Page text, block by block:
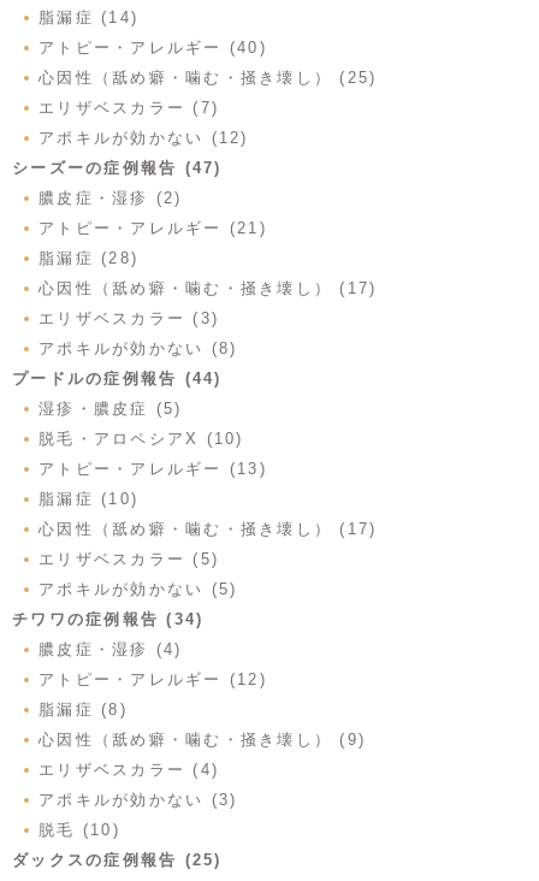
脂漏症 (14)
アトピー・アレルギー (40)
心因性（舐め癖・噛む・掻き壊し） (25)
エリザベスカラー (7)
アポキルが効かない (12)
シーズーの症例報告 (47)
膿皮症・湿疹 (2)
アトピー・アレルギー (21)
脂漏症 (28)
心因性（舐め癖・噛む・掻き壊し） (17)
エリザベスカラー (3)
アポキルが効かない (8)
プードルの症例報告 (44)
湿疹・膿皮症 (5)
脱毛・アロペシアX (10)
アトピー・アレルギー (13)
脂漏症 (10)
心因性（舐め癖・噛む・掻き壊し） (17)
エリザベスカラー (5)
アポキルが効かない (5)
チワワの症例報告 (34)
膿皮症・湿疹 (4)
アトピー・アレルギー (12)
脂漏症 (8)
心因性（舐め癖・噛む・掻き壊し） (9)
エリザベスカラー (4)
アポキルが効かない (3)
脱毛 (10)
ダックスの症例報告 (25)